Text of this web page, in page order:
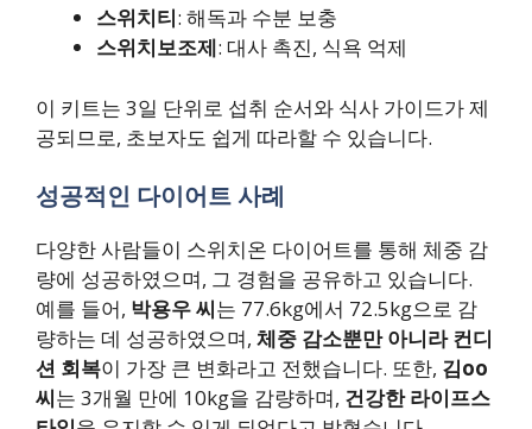
스위치티: 해독과 수분 보충
스위치보조제: 대사 촉진, 식욕 억제
이 키트는 3일 단위로 섭취 순서와 식사 가이드가 제
공되므로, 초보자도 쉽게 따라할 수 있습니다.
성공적인 다이어트 사례
다양한 사람들이 스위치온 다이어트를 통해 체중 감
량에 성공하였으며, 그 경험을 공유하고 있습니다.
예를 들어, 박용우 씨는 77.6kg에서 72.5kg으로 감
량하는 데 성공하였으며, 체중 감소뿐만 아니라 컨디
션 회복이 가장 큰 변화라고 전했습니다. 또한, 김oo
씨는 3개월 만에 10kg을 감량하며, 건강한 라이프스